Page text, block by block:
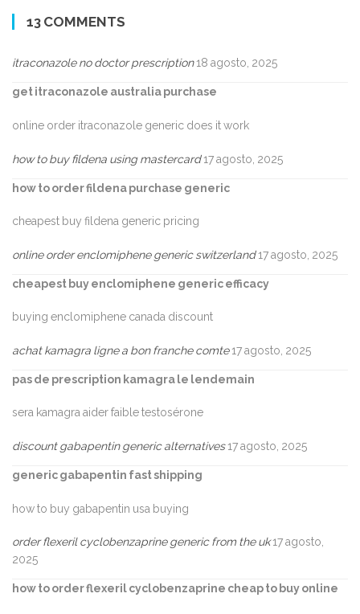
13 COMMENTS
itraconazole no doctor prescription18 agosto, 2025
get itraconazole australia purchase
online order itraconazole generic does it work
how to buy fildena using mastercard17 agosto, 2025
how to order fildena purchase generic
cheapest buy fildena generic pricing
online order enclomiphene generic switzerland17 agosto, 2025
cheapest buy enclomiphene generic efficacy
buying enclomiphene canada discount
achat kamagra ligne a bon franche comte17 agosto, 2025
pas de prescription kamagra le lendemain
sera kamagra aider faible testosérone
discount gabapentin generic alternatives17 agosto, 2025
generic gabapentin fast shipping
how to buy gabapentin usa buying
order flexeril cyclobenzaprine generic from the uk17 agosto,
2025
how to order flexeril cyclobenzaprine cheap to buy online